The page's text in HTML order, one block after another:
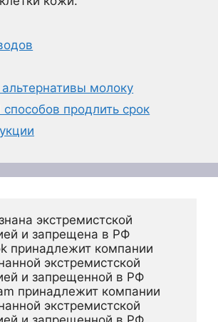
молоку
продлить срок
экстремистской
и запрещена в РФ
принадлежит компании
экстремистской
и запрещенной в РФ
принадлежит компании
экстремистской